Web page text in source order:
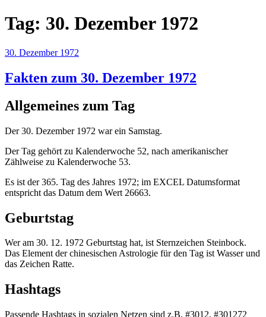
Tag: 30. Dezember 1972
Veröffentlicht
30. Dezember 1972
Fakten zum 30. Dezember 1972
Allgemeines zum Tag
Der 30. Dezember 1972 war ein Samstag.
Der Tag gehört zu Kalenderwoche 52, nach amerikanischer
Zählweise zu Kalenderwoche 53.
Es ist der 365. Tag des Jahres 1972; im EXCEL Datumsformat
entspricht das Datum dem Wert 26663.
Geburtstag
Wer am 30. 12. 1972 Geburtstag hat, ist Sternzeichen Steinbock.
Das Element der chinesischen Astrologie für den Tag ist Wasser und
das Zeichen Ratte.
Hashtags
Passende Hashtags in sozialen Netzen sind z.B. #3012, #301272